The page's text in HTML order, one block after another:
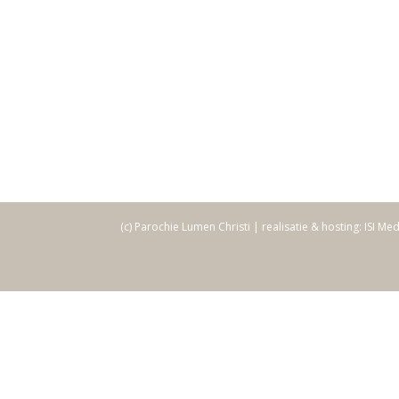
(c) Parochie Lumen Christi | realisatie & hosting: ISI